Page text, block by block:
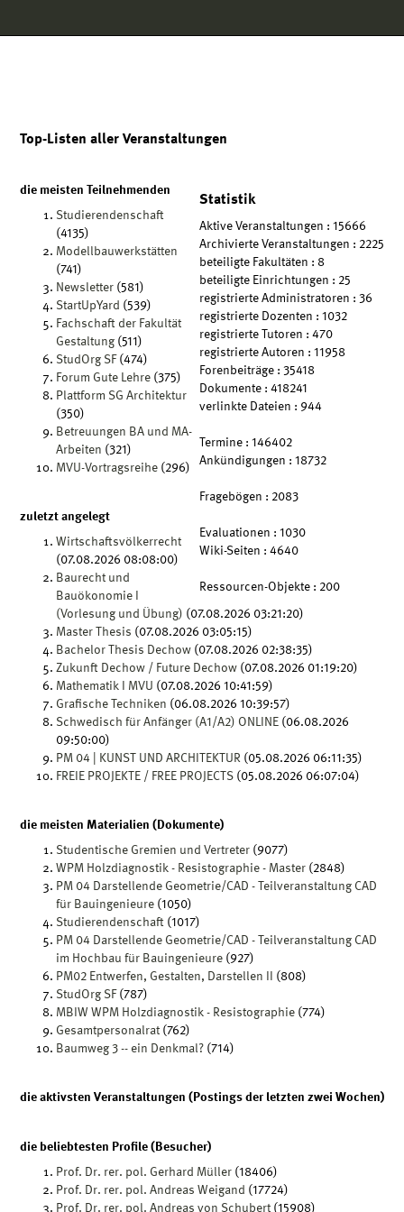
Hauptnavigation
Top-Listen aller Veranstaltungen
Statistik
Aktive Veranstaltungen : 15666
Archivierte Veranstaltungen : 2225
beteiligte Fakultäten : 8
beteiligte Einrichtungen : 25
registrierte Administratoren : 36
registrierte Dozenten : 1032
registrierte Tutoren : 470
registrierte Autoren : 11958
Forenbeiträge : 35418
Dokumente : 418241
verlinkte Dateien : 944
Termine : 146402
Ankündigungen : 18732
Fragebögen : 2083
Evaluationen : 1030
Wiki-Seiten : 4640
Ressourcen-Objekte : 200
die meisten Teilnehmenden
Studierendenschaft
(4135)
Modellbauwerkstätten
(741)
Newsletter(581)
StartUpYard (539)
Fachschaft der Fakultät
Gestaltung(511)
StudOrg SF(474)
Forum Gute Lehre(375)
Plattform SG Architektur
(350)
Betreuungen BA und MA-
Arbeiten (321)
MVU-Vortragsreihe(296)
zuletzt angelegt
Wirtschaftsvölkerrecht
(07.08.2026 08:08:00)
Baurecht und
Bauökonomie I
(Vorlesung und Übung) (07.08.2026 03:21:20)
Master Thesis (07.08.2026 03:05:15)
Bachelor Thesis Dechow(07.08.2026 02:38:35)
Zukunft Dechow / Future Dechow(07.08.2026 01:19:20)
Mathematik I MVU (07.08.2026 10:41:59)
Grafische Techniken (06.08.2026 10:39:57)
Schwedisch für Anfänger (A1/A2) ONLINE(06.08.2026
09:50:00)
PM 04 | KUNST UND ARCHITEKTUR(05.08.2026 06:11:35)
FREIE PROJEKTE / FREE PROJECTS(05.08.2026 06:07:04)
die meisten Materialien (Dokumente)
Studentische Gremien und Vertreter(9077)
WPM Holzdiagnostik - Resistographie - Master(2848)
PM 04 Darstellende Geometrie/CAD - Teilveranstaltung CAD
für Bauingenieure(1050)
Studierendenschaft(1017)
PM 04 Darstellende Geometrie/CAD - Teilveranstaltung CAD
im Hochbau für Bauingenieure(927)
PM02 Entwerfen, Gestalten, Darstellen II
(808)
StudOrg SF(787)
MBIW WPM Holzdiagnostik - Resistographie(774)
Gesamtpersonalrat(762)
Baumweg 3 -- ein Denkmal?(714)
die aktivsten Veranstaltungen (Postings der letzten zwei Wochen)
die beliebtesten Profile (Besucher)
Prof. Dr. rer. pol. Gerhard Müller(18406)
Prof. Dr. rer. pol. Andreas Weigand (17724)
Prof. Dr. rer. pol. Andreas von Schubert(15908)